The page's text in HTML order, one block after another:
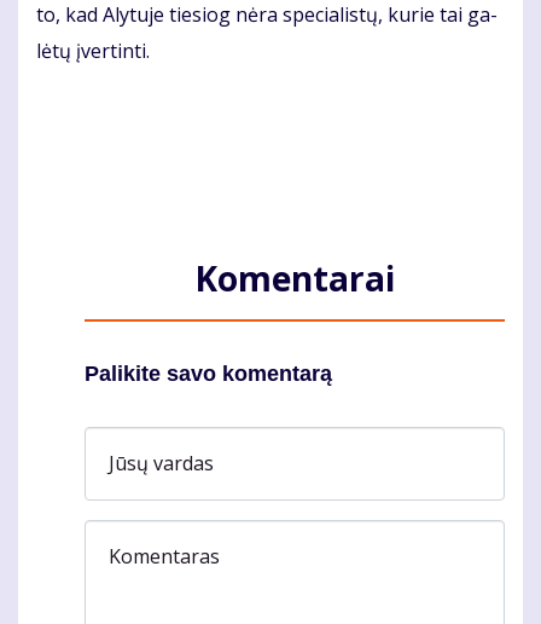
to, kad Aly­tu­je tie­siog nė­ra spe­cia­lis­tų, ku­rie tai ga­
lė­tų įver­tin­ti.
Komentarai
Palikite savo komentarą
Jūsų vardas
Komentaras